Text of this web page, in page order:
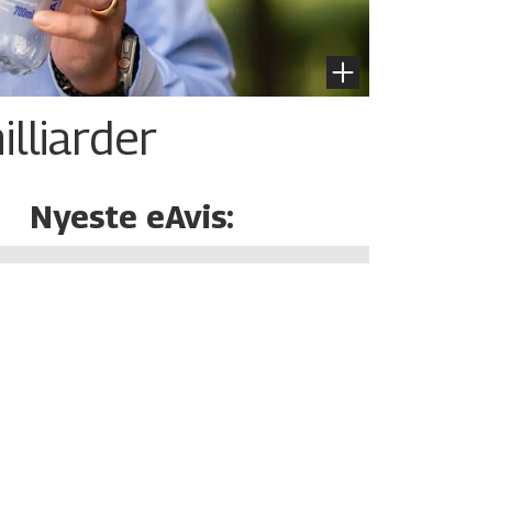
Nyeste eAvis: